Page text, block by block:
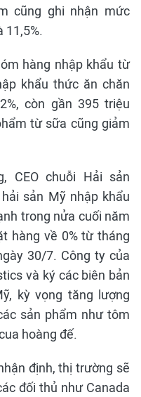
cũng ghi nhận mức
11,5%.
hàng nhập khẩu từ
khẩu thức ăn chăn
còn gần 395 triệu
từ sữa cũng giảm
CEO chuỗi Hải sản
sản Mỹ nhập khẩu
trong nửa cuối năm
hàng về 0% từ tháng
30/7. Công ty của
và ký các biên bản
kỳ vọng tăng lượng
sản phẩm như tôm
hoàng đế.
định, thị trường sẽ
đối thủ như Canada